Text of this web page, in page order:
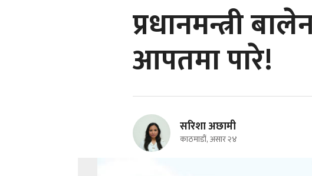
प्रधानमन्त्री
आपतमा पारे!
सरिशा अछामी
काठमाडौं, असार २४